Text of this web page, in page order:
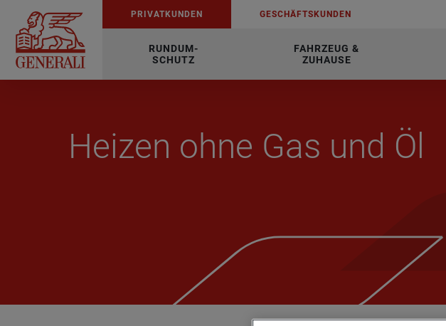
PRI­VAT­KUN­DEN GE­SCHÄFTS­KUN­DEN
RUNDUM-
SCHUTZ
FAHRZEUG &
ZUHAUSE
Hei­zen ohne Gas und Öl